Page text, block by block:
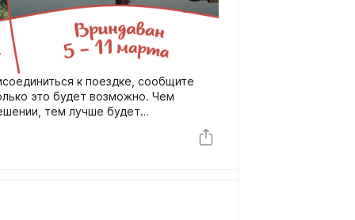
к поездке, сообщите
это будет возможно. Чем
тем лучше будет